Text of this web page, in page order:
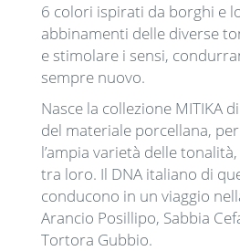
6 colori ispirati da borghi e
abbinamenti delle diverse
e stimolare i sensi,
sempre nuovo.
Nasce la collezione MITIKA
del materiale porcellana,
l’ampia varietà delle
tra loro. Il DNA italiano di
conducono in un viaggio
Arancio Posillipo, Sabbia
Tortora Gubbio.